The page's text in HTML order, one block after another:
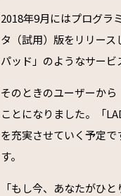
2018年9月にはプログラ
タ（試用）版をリリー
パッド」のようなサービ
そのときのユーザーか
ことになりました。「
を充実させていく予定
す。
「もし今、あなたがひ